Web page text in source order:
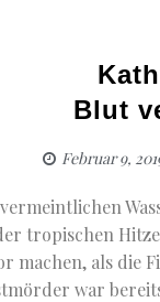
Blut
Februar 9,
tropischen
machen, als die
war